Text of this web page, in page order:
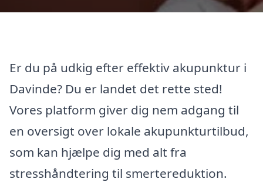
Er du på udkig efter effektiv akupunktur i
Davinde? Du er landet det rette sted!
Vores platform giver dig nem adgang til
en oversigt over lokale akupunkturtilbud,
som kan hjælpe dig med alt fra
stresshåndtering til smertereduktion.